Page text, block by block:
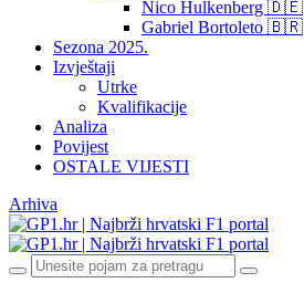
Nico Hulkenberg 🇩🇪
Gabriel Bortoleto 🇧🇷
Sezona 2025.
Izvještaji
Utrke
Kvalifikacije
Analiza
Povijest
OSTALE VIJESTI
Arhiva